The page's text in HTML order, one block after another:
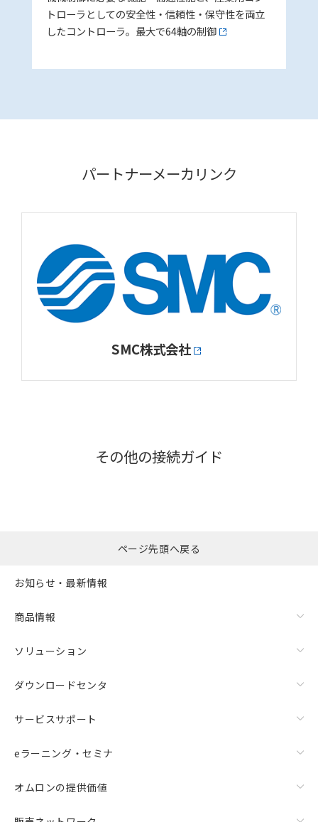
トローラとしての安全性・信頼性・保守性を両立
したコントローラ。最大で64軸の制御
パートナーメーカリンク
SMC株式会社
その他の接続ガイド
ページ先頭へ戻る
お知らせ・最新情報
商品情報
ソリューション
ダウンロードセンタ
サービスサポート
eラーニング・セミナ
オムロンの提供価値